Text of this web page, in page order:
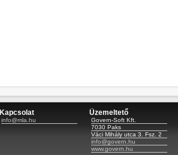
Kapcsolat
info@mla.hu
Üzemeltető
Govern-Soft Kft.
7030 Paks
Váci Mihály utca 3. Fsz. 2
info@govern.hu
www.govern.hu